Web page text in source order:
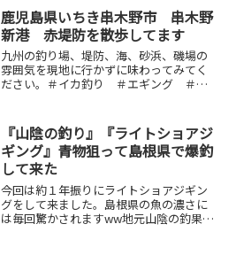
鹿児島県いちき串木野市 串木野
新港 赤堤防を散歩してます
九州の釣り場、堤防、海、砂浜、磯場の
雰囲気を現地に行かずに味わってみてく
ださい。＃イカ釣り ＃エギング ＃釣
『山陰の釣り』『ライトショアジ
ギング』青物狙って島根県で爆釣
して来た
今回は約１年振りにライトショアジギン
グをして来ました。島根県の魚の濃さに
は毎回驚かされますww地元山陰の釣果を